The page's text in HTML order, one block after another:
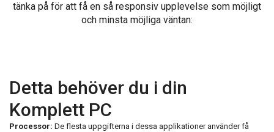
tänka på för att få en så responsiv upplevelse som möjligt
och minsta möjliga väntan:
Detta behöver du i din
Komplett PC
Processor: De flesta uppgifterna i dessa applikationer använder få